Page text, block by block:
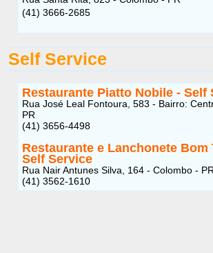
(41) 3666-2685
Self Service
Restaurante Piatto Nobile - Self
Rua José Leal Fontoura, 583 - Bairro:
PR
(41) 3656-4498
Restaurante e Lanchonete Bom
Self Service
Rua Nair Antunes Silva, 164 - Colombo - PR
(41) 3562-1610